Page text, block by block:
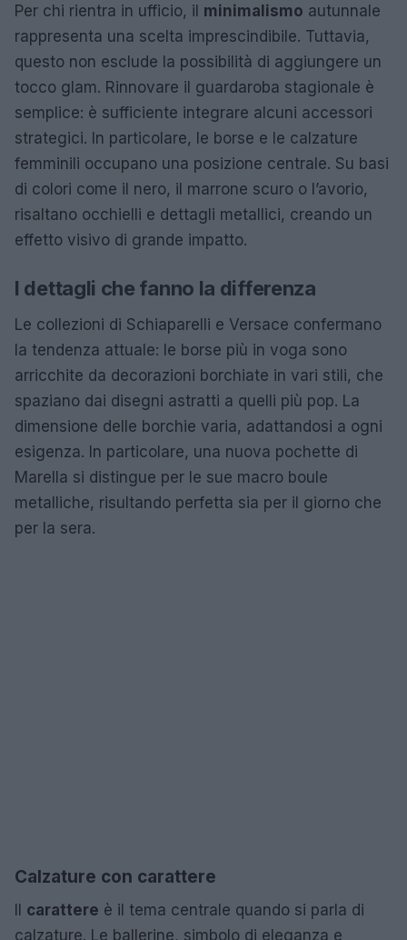
Per chi rientra in ufficio, il minimalismo autunnale
rappresenta una scelta imprescindibile. Tuttavia,
questo non esclude la possibilità di aggiungere un
tocco glam. Rinnovare il guardaroba stagionale è
semplice: è sufficiente integrare alcuni accessori
strategici. In particolare, le borse e le calzature
femminili occupano una posizione centrale. Su basi
di colori come il nero, il marrone scuro o l’avorio,
risaltano occhielli e dettagli metallici, creando un
effetto visivo di grande impatto.
I dettagli che fanno la differenza
Le collezioni di Schiaparelli e Versace confermano
la tendenza attuale: le borse più in voga sono
arricchite da decorazioni borchiate in vari stili, che
spaziano dai disegni astratti a quelli più pop. La
dimensione delle borchie varia, adattandosi a ogni
esigenza. In particolare, una nuova pochette di
Marella si distingue per le sue macro boule
metalliche, risultando perfetta sia per il giorno che
per la sera.
Calzature con carattere
Il carattere è il tema centrale quando si parla di
calzature. Le ballerine, simbolo di eleganza e